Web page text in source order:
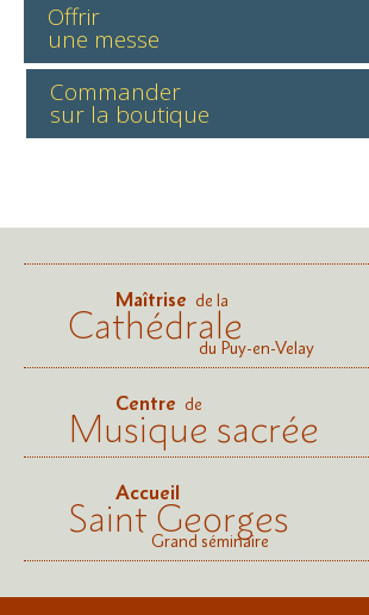
Offrir
une messe
Commander
sur la boutique
Maîtrise de la
Cathédraledu Puy-en-Velay
Centre de
Musique sacrée
Accueil
Saint Georges
Grand séminaire